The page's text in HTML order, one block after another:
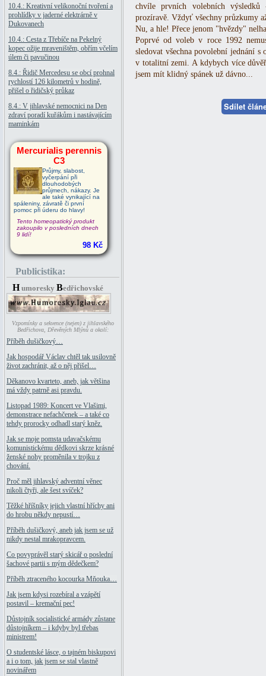
10.4.: Kreativní velikonoční tvoření a
prohlídky v jaderné elektrárně v
Dukovanech
10.4.: Cesta z Třebíče na Pekelný
kopec ožije mraveništěm, obřím včelím
úlem či pavučinou
8.4.: Řidič Mercedesu se obcí prohnal
rychlostí 126 kilometrů v hodině,
přišel o řidičský průkaz
8.4.: V jihlavské nemocnici na Den
zdraví poradí kuřákům i nastávajícím
maminkám
Mercurialis perennis
C3
Průjmy, slabost,
vyčerpání při
dlouhodobých
průjmech, nákazy. Je
ale také vynikající na
spáleniny, závratě či první
pomoc při úderu do hlavy!
Tento homeopatický produkt
zakoupilo v posledních dnech
9 lidí!
98 Kč
Publicistika:
H umoresky Bedřichovské
Vzpomínky a sekvence (nejen) z jihlavského
Bedřichova, Dřevěných Mlýnů a okolí:
Příběh dušičkový…
Jak hospodář Václav chtěl tak usilovně
život zachránit, až o něj přišel…
Děkanovo kvarteto, aneb, jak většina
má vždy patrně asi pravdu.
Listopad 1989: Koncert ve Vlašimi,
demonstrace nefachčenek – a také co
tehdy prorocky odhadl starý kněz.
Jak se moje pomsta udavačskému
komunistickému dědkovi skrze krásné
ženské nohy proměnila v trojku z
chování.
Proč měl jihlavský adventní věnec
nikoli čtyři, ale šest svíček?
Těžké hříšníky jejich vlastní hříchy ani
do hrobu někdy nepustí…
Příběh dušičkový, aneb jak jsem se už
nikdy nestal mrakopravcem.
Co povyprávěl starý skicář o poslední
šachové partii s mým dědečkem?
Příběh ztraceného kocourka Mňouka…
Jak jsem kdysi rozebíral a vzápětí
postavil – kremační pec!
Důstojník socialistické armády zůstane
důstojníkem – i kdyby byl třebas
ministrem!
O studentské lásce, o tajném biskupovi
a i o tom, jak jsem se stal vlastně
novinářem
chvíle prvních volebních
prozíravě. Vždyť všechny průzkumy
Nu, a hle! Přece jenom "hvězdy"
Poprvé od voleb v roce 1992
sledovat všechna povolební jednání
v totalitní zemi. A kdybych více
jsem mít klidný spánek už dávno...
Sdílet